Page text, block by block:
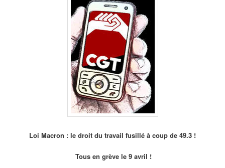
Loi Macron : le droit du travail fusillé à coup de 49.3 !
Tous en grève le 9 avril !